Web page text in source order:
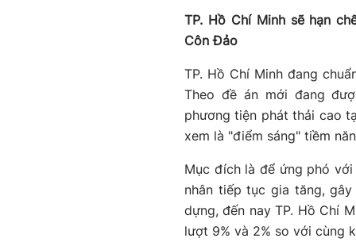
TP. Hồ Chí Minh sẽ hạn
Côn Đảo
TP. Hồ Chí Minh đang
Theo đề án mới đang
phương tiện phát thải cao
xem là "điểm sáng" tiềm
Mục đích là để ứng phó
nhân tiếp tục gia tăng,
dựng, đến nay TP. Hồ Chí
lượt 9% và 2% so với cùng